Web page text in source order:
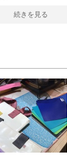
続きを見る